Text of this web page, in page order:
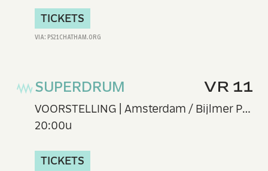
TICKETS
VR 11
SUPERDRUM
VOORSTELLING | Amsterdam / Bijlmer Parktheater
20:00u
TICKETS